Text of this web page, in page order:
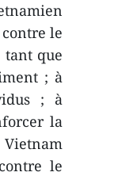
le
que
; à
; à
la
le